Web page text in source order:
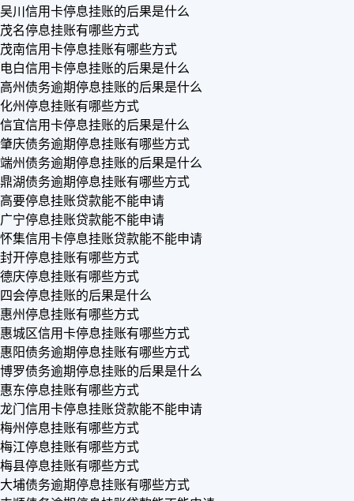
吴川信用卡停息挂账的后果是什么
茂名停息挂账有哪些方式
茂南信用卡停息挂账有哪些方式
电白信用卡停息挂账的后果是什么
高州债务逾期停息挂账的后果是什么
化州停息挂账有哪些方式
信宜信用卡停息挂账的后果是什么
肇庆债务逾期停息挂账有哪些方式
端州债务逾期停息挂账的后果是什么
鼎湖债务逾期停息挂账有哪些方式
高要停息挂账贷款能不能申请
广宁停息挂账贷款能不能申请
怀集信用卡停息挂账贷款能不能申请
封开停息挂账有哪些方式
德庆停息挂账有哪些方式
四会停息挂账的后果是什么
惠州停息挂账有哪些方式
惠城区信用卡停息挂账有哪些方式
惠阳债务逾期停息挂账有哪些方式
博罗债务逾期停息挂账的后果是什么
惠东停息挂账有哪些方式
龙门信用卡停息挂账贷款能不能申请
梅州停息挂账有哪些方式
梅江停息挂账有哪些方式
梅县停息挂账有哪些方式
大埔债务逾期停息挂账有哪些方式